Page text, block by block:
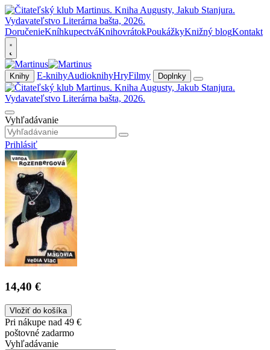
DoručenieKníhkupectváKnihovrátokPoukážkyKnižný blogKontakt
Knihy E-knihyAudioknihyHryFilmy Doplnky
Vyhľadávanie
Prihlásiť
14,40 €
Vložiť do košíka
Pri nákupe nad 49 €
poštovné zadarmo
Vyhľadávanie